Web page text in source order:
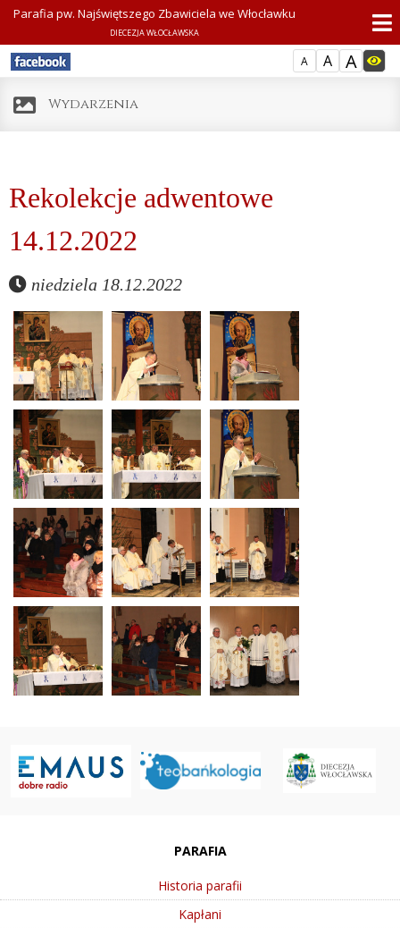
A A A
Parafia pw. Najświętszego Zbawiciela we Włocławku
DIECEZJA WŁOCŁAWSKA
Wydarzenia
Rekolekcje adwentowe
14.12.2022
niedziela 18.12.2022
PARAFIA
Historia parafii
Kapłani